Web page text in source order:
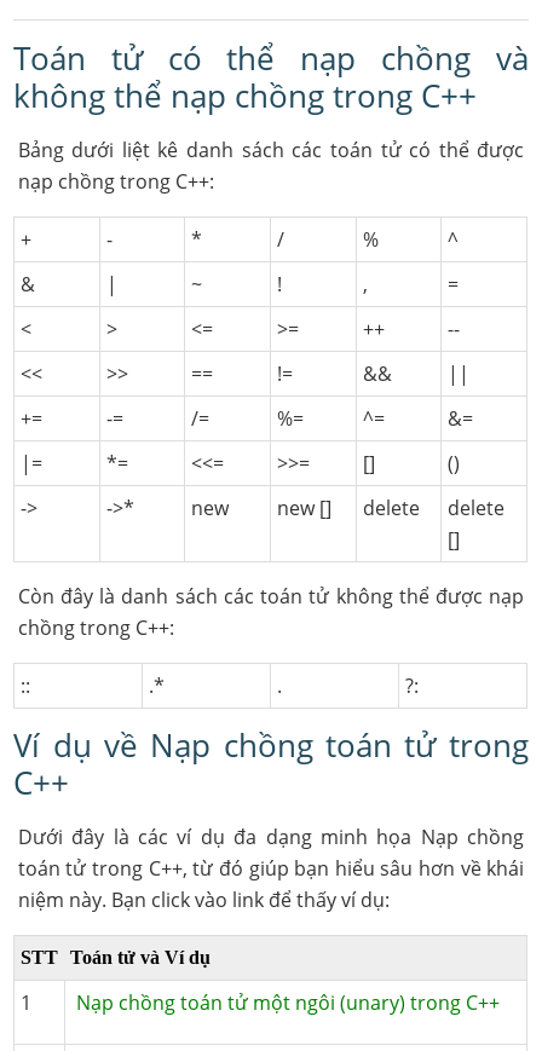
Toán tử có thể nạp chồng và
không thể nạp chồng trong C++
Bảng dưới liệt kê danh sách các toán tử có thể được
nạp chồng trong C++:
+ - * / %
^
&
| ~ ! ,
=
<
> <= >= ++
--
<<
>> == != &&
||
+=
-= /= %= ^=
&=
|=
*= <<= >>= []
()
->
->* new new [] delete
delete
[]
Còn đây là danh sách các toán tử không thể được nạp
chồng trong C++:
:: .* . ?:
Ví dụ về Nạp chồng toán tử trong
C++
Dưới đây là các ví dụ đa dạng minh họa Nạp chồng
toán tử trong C++, từ đó giúp bạn hiểu sâu hơn về khái
niệm này. Bạn click vào link để thấy ví dụ:
STT Toán tử và Ví dụ
1 Nạp chồng toán tử một ngôi (unary) trong C++